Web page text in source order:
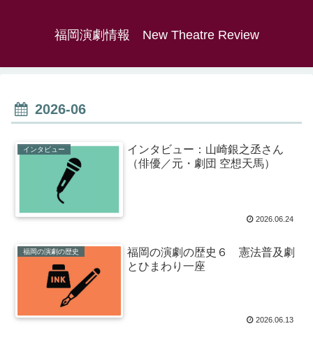
福岡演劇情報 New Theatre Review
2026-06
インタビュー
インタビュー：山崎銀之丞さん
（俳優／元・劇団 空想天馬）
2026.06.24
福岡の演劇の歴史
福岡の演劇の歴史６ 憲法普及劇
とひまわり一座
2026.06.13